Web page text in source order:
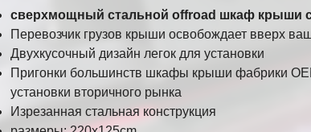
сверхмощный стальной offroad шкаф крыши
Перевозчик грузов крыши освобождает вверх
Двухкусочный дизайн легок для установки
Пригонки большинств шкафы крыши фабрики
установки вторичного рынка
Изрезанная стальная конструкция